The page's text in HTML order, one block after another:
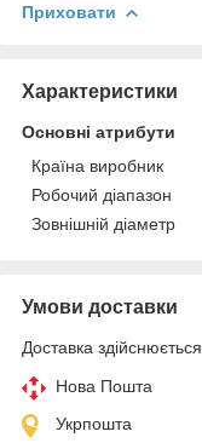
Приховати
Характеристики
Основні атрибути
Країна виробник
Робочий діапазон
Зовнішній діаметр
Умови доставки
Доставка
Нова Пошта
Укрпошта